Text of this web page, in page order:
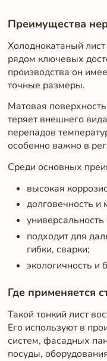
Преимущества
Холоднокатаный
рядом ключевых
производства он
точные размеры.
Матовая
теряет внешнего
перепадов
особенно важно в
Среди основных
высокая
долговечность
подходит для
гибки, сварки;
экологичность и
Где применяется
Такой тонкий лист
Его используют в
систем, фасадных
посуды,